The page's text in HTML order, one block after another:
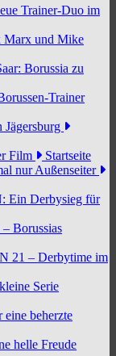
Trainer-Duo im
Marx und Mike
Borussia zu
Trainer
Jägersburg
Film
Startseite
nur Außenseiter
Ein Derbysieg für
Borussias
21 – Derbytime im
Serie
beherzte
helle Freude